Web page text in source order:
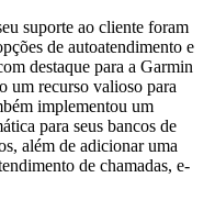
suporte ao cliente foram
de autoatendimento e
destaque para a Garmin
um recurso valioso para
implementou um
para seus bancos de
além de adicionar uma
de chamadas, e-